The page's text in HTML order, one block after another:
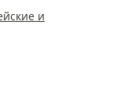
и